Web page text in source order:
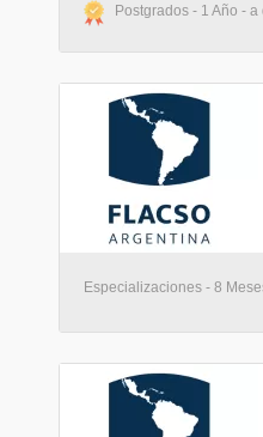
Postgrados - 1 Año -
Especializaciones - 8